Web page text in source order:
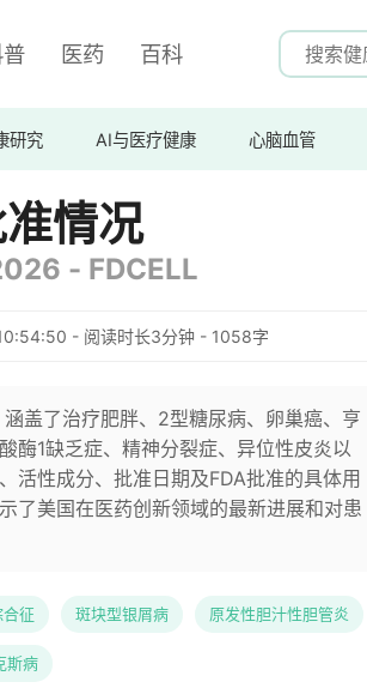
医药 百科
研究 AI与医疗健康 心脑血管
情况
- FDCELL
- 阅读时长3分钟 - 1058字
盖了治疗肥胖、2型糖尿病、卵巢癌、亨
酶1缺乏症、精神分裂症、异位性皮炎以
活性成分、批准日期及FDA批准的具体用
了美国在医药创新领域的最新进展和对患
征 斑块型银屑病 原发性胆汁性胆管炎
斯病